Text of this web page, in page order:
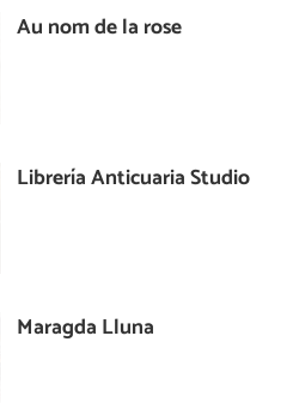
Au nom de la rose
Librería Anticuaria Studio
Maragda Lluna